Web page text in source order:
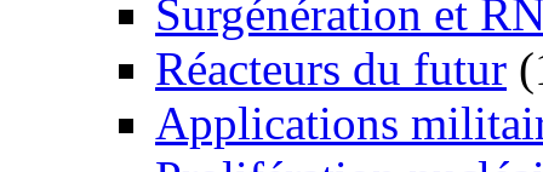
Surgénération et
Réacteurs du futur
Applications